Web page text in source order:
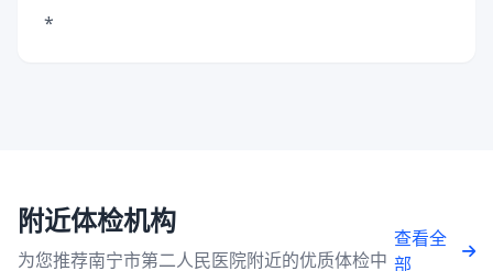
*
附近体检机构
为您推荐南宁市第二人民医院附近的优质体检中
查看全
部